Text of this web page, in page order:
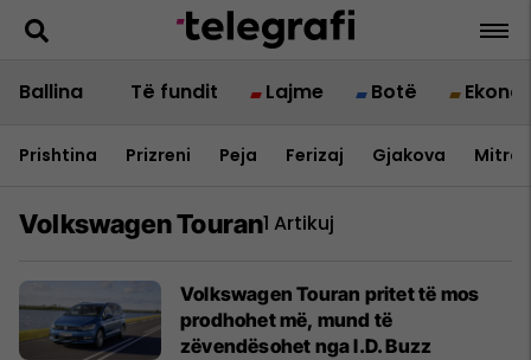
Ballina Të fundit Lajme Botë
Prishtina Prizreni Peja Ferizaj Gjakova
Volkswagen Touran1 Artikuj
Volkswagen Touran pritet të mos
prodhohet më, mund të
zëvendësohet nga I.D. Buzz